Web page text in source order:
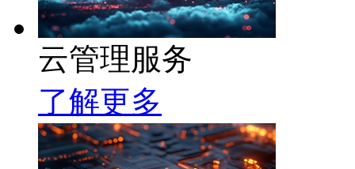
云管理服务
了解更多